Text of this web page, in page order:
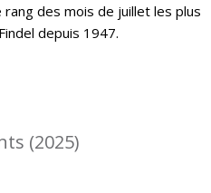
rang des mois de juillet les plus
depuis 1947.
(2025)